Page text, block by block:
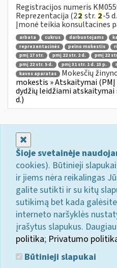
Registracijos numeris
Reprezentacija (22 str. 2-5
Įmonė teikia konsultacines
arbata cukrus darbuotojams
reprezentacinės
pelno mokestis
pmį 17 str.
pmį 22 str. 2 d. pmį 22
pmį 22 str. 5 d.
pmį 31 str. 1 d. 13 p.
kavos aparatas
Mokesčių
mokestis » Atskaitymai (PMĮ
dydžių leidžiami atskaitymai
d.)
Šioje svetainėje
cookies). Būtinieji
ir jiems nėra reikalingas
galite sutikti ir su kitų
sutikimą bet kada
interneto naršyklės
įrašytus slapukus.
politika; Privatumo
Būtinieji slapukai